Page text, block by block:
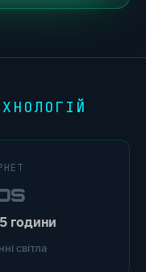
години
світла